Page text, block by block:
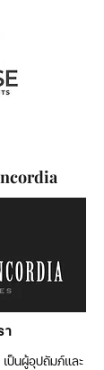
า
เป็นผู้อุปถัมภ์และ